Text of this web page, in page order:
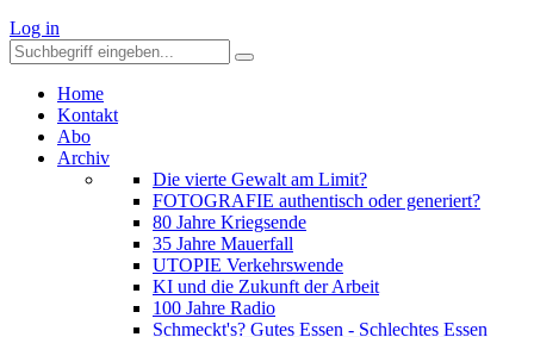
Log in
Home
Kontakt
Abo
Archiv
Die vierte Gewalt am Limit?
FOTOGRAFIE authentisch oder generiert?
80 Jahre Kriegsende
35 Jahre Mauerfall
UTOPIE Verkehrswende
KI und die Zukunft der Arbeit
100 Jahre Radio
Schmeckt's? Gutes Essen - Schlechtes Essen